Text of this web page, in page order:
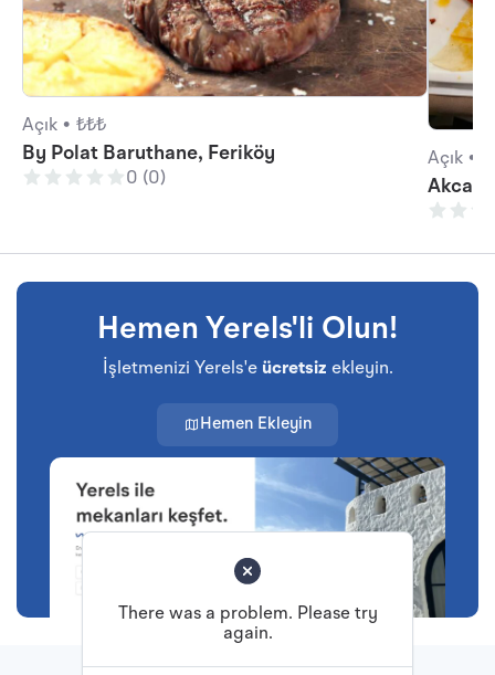
Açık • ₺₺₺
By Polat Baruthane, Feriköy
0 (0)
Açık •
Hemen Yerels'li Olun!
İşletmenizi Yerels'e ücretsiz ekleyin.
Hemen Ekleyin
There was a problem. Please try
again.